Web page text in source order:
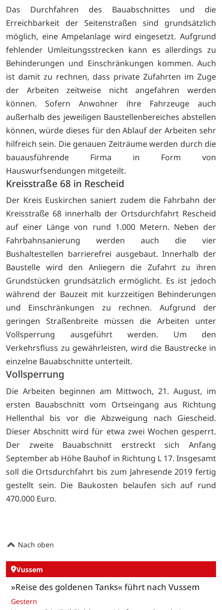
Das Durchfahren des Bauabschnittes und die
Erreichbarkeit der Seitenstraßen sind grundsätzlich
möglich, eine Ampelanlage wird eingesetzt. Aufgrund
fehlender Umleitungsstrecken kann es allerdings zu
Behinderungen und Einschränkungen kommen. Auch
ist damit zu rechnen, dass private Zufahrten im Zuge
der Arbeiten zeitweise nicht angefahren werden
können. Sofern Anwohner ihre Fahrzeuge auch
außerhalb des jeweiligen Baustellenbereiches abstellen
können, würde dieses für den Ablauf der Arbeiten sehr
hilfreich sein. Die genauen Zeiträume werden durch die
bauausführende Firma in Form von
Hauswurfsendungen mitgeteilt.
Kreisstraße 68 in Rescheid
Der Kreis Euskirchen saniert zudem die Fahrbahn der
Kreisstraße 68 innerhalb der Ortsdurchfahrt Rescheid
auf einer Länge von rund 1.000 Metern. Neben der
Fahrbahnsanierung werden auch die vier
Bushaltestellen barrierefrei ausgebaut. Innerhalb der
Baustelle wird den Anliegern die Zufahrt zu ihren
Grundstücken grundsätzlich ermöglicht. Es ist jedoch
während der Bauzeit mit kurzzeitigen Behinderungen
und Einschränkungen zu rechnen. Aufgrund der
geringen Straßenbreite müssen die Arbeiten unter
Vollsperrung ausgeführt werden. Um den
Verkehrsfluss zu gewährleisten, wird die Baustrecke in
einzelne Bauabschnitte unterteilt.
Vollsperrung
Die Arbeiten beginnen am Mittwoch, 21. August, im
ersten Bauabschnitt vom Ortseingang aus Richtung
Hellenthal bis vor die Abzweigung nach Giescheid.
Dieser Abschnitt wird für etwa zwei Wochen gesperrt.
Der zweite Bauabschnitt erstreckt sich Anfang
September ab Höhe Bauhof in Richtung L 17. Insgesamt
soll die Ortsdurchfahrt bis zum Jahresende 2019 fertig
gestellt sein. Die Baukosten belaufen sich auf rund
470.000 Euro.
Nach oben
Vussem
»Reise des goldenen Tanks« führt nach Vussem
Gestern